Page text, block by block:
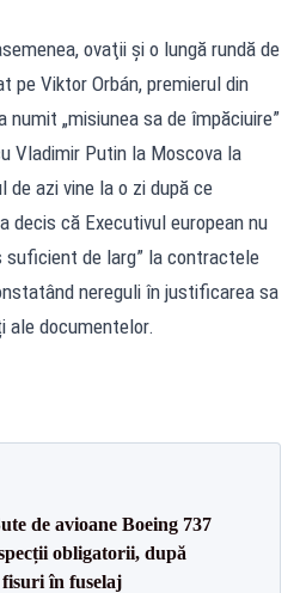
ovaţii şi o lungă rundă de
pe Viktor Orbán, premierul din
numit „misiunea sa de împăciuire”
Vladimir Putin la Moscova la
azi vine la o zi după ce
decis că Executivul european nu
suficient de larg” la contractele
nereguli în justificarea sa
ale documentelor.
de avioane Boeing 737
obligatorii, după
în fuselaj